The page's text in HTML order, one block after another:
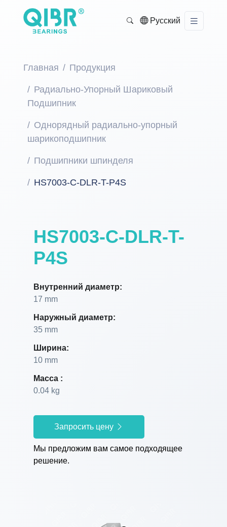
Русский
Главная Продукция
Радиально-Упорный Шариковый
Подшипник
Однорядный радиально-упорный
шарикоподшипник
Подшипники шпинделя
HS7003-C-DLR-T-P4S
HS7003-C-DLR-T-
P4S
Внутренний диаметр:
17 mm
Наружный диаметр:
35 mm
Ширина:
10 mm
Масса :
0.04 kg
Запросить цену
Мы предложим вам самое подходящее
решение.